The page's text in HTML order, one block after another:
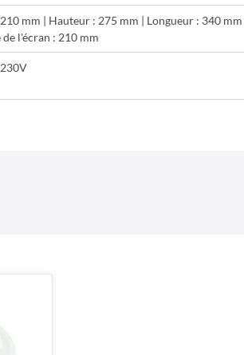
mm | Hauteur : 275 mm | Longueur : 340 mm
l'écran : 210 mm